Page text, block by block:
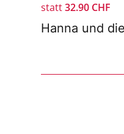
statt32.90 CHF
Hanna und